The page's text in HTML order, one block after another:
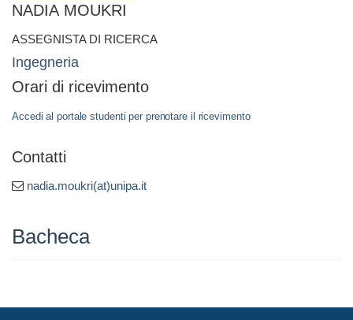
NADIA MOUKRI
ASSEGNISTA DI RICERCA
Ingegneria
Orari di ricevimento
Accedi al portale studenti per prenotare il ricevimento
Contatti
nadia.moukri(at)unipa.it
Bacheca